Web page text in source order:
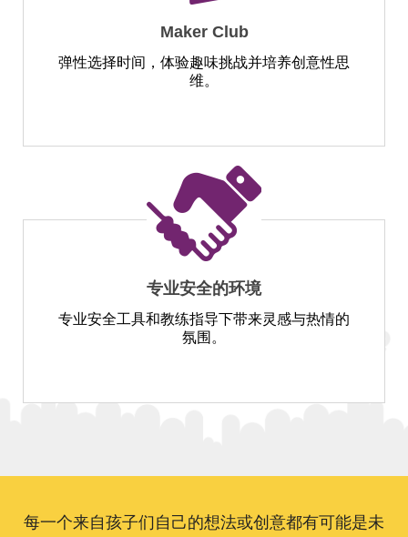
Maker Club
弹性选择时间，体验趣味挑战并培养创意性思
维。
专业安全的环境
专业安全工具和教练指导下带来灵感与热情的
氛围。
每一个来自孩子们自己的想法或创意都有可能是未